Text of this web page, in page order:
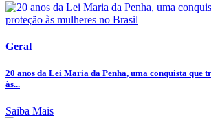
Geral
20 anos da Lei Maria da Penha, uma conquista que
às...
Saiba Mais